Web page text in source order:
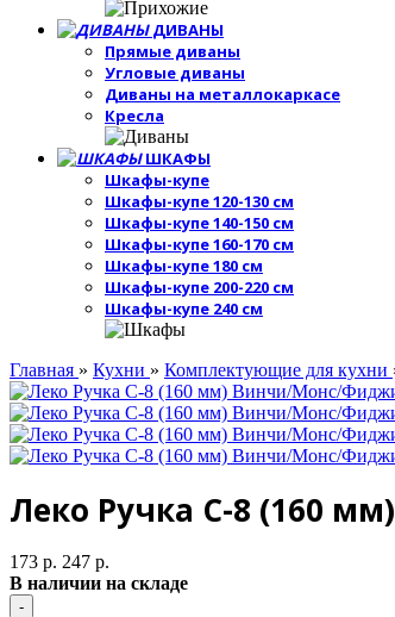
ДИВАНЫ
Прямые диваны
Угловые диваны
Диваны на металлокаркасе
Кресла
ШКАФЫ
Шкафы-купе
Шкафы-купе 120-130 см
Шкафы-купе 140-150 см
Шкафы-купе 160-170 см
Шкафы-купе 180 см
Шкафы-купе 200-220 см
Шкафы-купе 240 см
Главная » Кухни » Комплектующие для кухни
Леко Ручка С-8 (160
173 р. 247 р.
В наличии на складе